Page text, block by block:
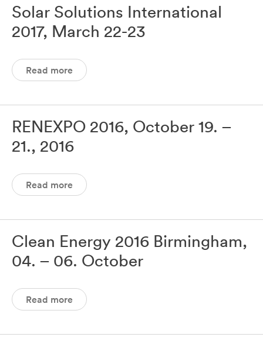
Solar Solutions International
2017, March 22-23
Read more
RENEXPO 2016, October 19. –
21., 2016
Read more
Clean Energy 2016 Birmingham,
04. – 06. October
Read more